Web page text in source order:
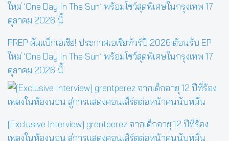
PREP คัมแบ็กเอเชีย! ประกาศเอเชียทัวร์ปี 2026 ต้อนรับ EP
ใหม่ ‘One Day In The Sun’ พร้อมโชว์สุดพิเศษในกรุงเทพ 17
ตุลาคม 2026 นี้
[Exclusive Interview] grentperez จากเด็กอายุ 12 ปีที่ร้อง
เพลงในห้องนอน สู่การแสดงคอนเสิร์ตต่อหน้าคนนับหมื่น